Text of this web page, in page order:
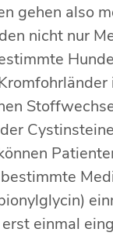
gehen also
nicht nur
Cystinsteine
einmal